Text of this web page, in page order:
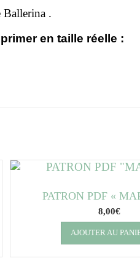
Ballerina .
en taille réelle :
PATRON PDF «
8,00€
AJOUTER AU